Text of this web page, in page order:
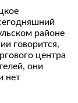
районе
говорится,
центра
они
нет